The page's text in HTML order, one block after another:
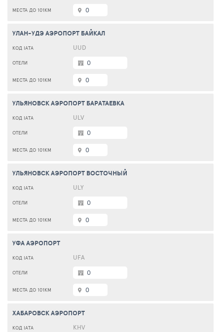
0
УЛАН-УДЭ АЭРОПОРТ БАЙКАЛ
UUD
0
0
УЛЬЯНОВСК АЭРОПОРТ БАРАТАЕВКА
ULV
0
0
УЛЬЯНОВСК АЭРОПОРТ ВОСТОЧНЫЙ
ULY
0
0
УФА АЭРОПОРТ
UFA
0
0
ХАБАРОВСК АЭРОПОРТ
KHV